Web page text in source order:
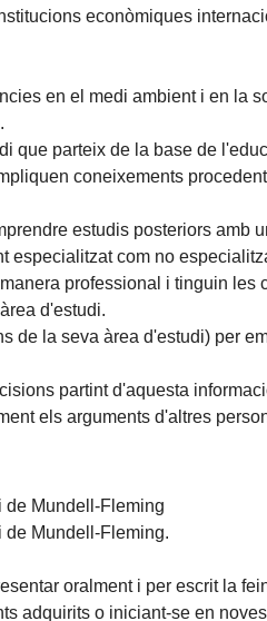
econòmiques
en el medi ambient i en la
que parteix de la base de
coneixements
estudis posteriors amb
especialitzat com no
professional i tinguin les
d'estudi.
de la seva àrea d'estudi) per
partint d'aquesta
els arguments d'altres
de Mundell-Fleming
Mundell-Fleming.
oralment i per escrit la
adquirits o iniciant-se en